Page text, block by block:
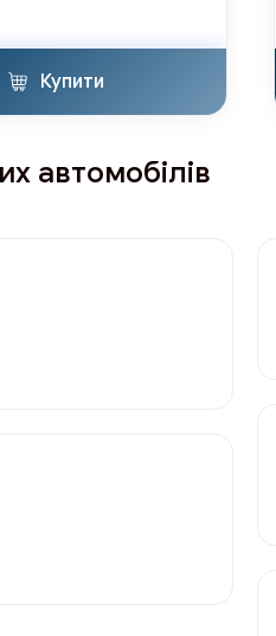
Купити
автомобілів